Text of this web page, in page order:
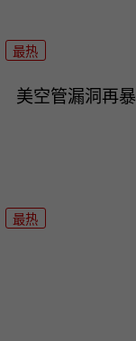
最热
美空管漏洞再
最热